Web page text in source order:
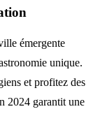
émergente
unique.
et profitez des
2024 garantit une